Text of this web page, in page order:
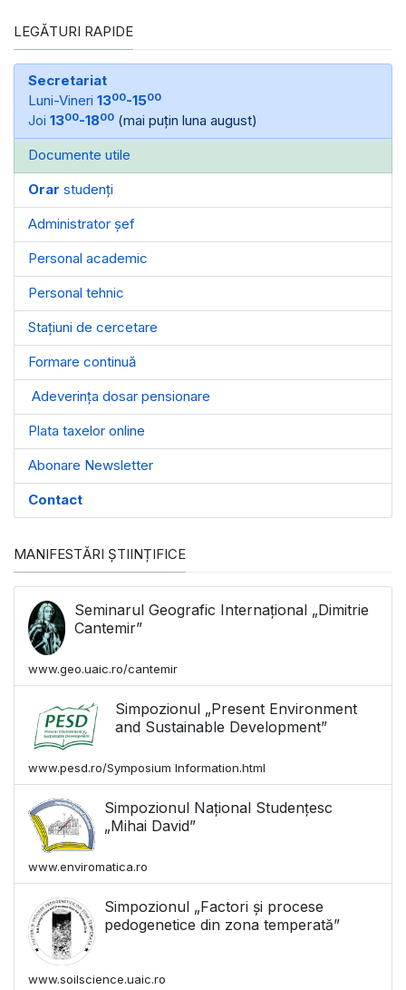
LEGĂTURI RAPIDE
Secretariat
Luni-Vineri 1300-1500
Joi 1300-1800 (mai puțin luna august)
Documente utile
Orar studenți
Administrator șef
Personal academic
Personal tehnic
Stațiuni de cercetare
Formare continuă
Adeverința dosar pensionare
Plata taxelor online
Abonare Newsletter
Contact
MANIFESTĂRI ȘTIINȚIFICE
Seminarul Geografic Internațional „Dimitrie
Cantemir”
www.geo.uaic.ro/cantemir
Simpozionul „Present Environment
and Sustainable Development”
www.pesd.ro/Symposium Information.html
Simpozionul Național Studențesc
„Mihai David”
www.enviromatica.ro
Simpozionul „Factori și procese
pedogenetice din zona temperată”
www.soilscience.uaic.ro